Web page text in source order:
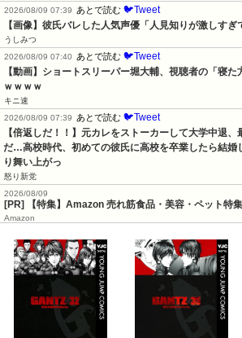
2026/08/09 07:39
あとで読む 🐦Tweet
【画像】彼氏バレした人気声優「人見知りが激しす
うしみつ
2026/08/09 07:40
あとで読む 🐦Tweet
【動画】ショートスリーパー堀大輔、視聴者の「寝
ｗｗｗｗ
キニ速
2026/08/09 07:39
あとで読む 🐦Tweet
【倍返しだ！！】元カレをストーカーして大学中退
だ…高校時代、初めての彼氏に高校を卒業したら結婚
り舞い上がっ
怒り新党
2026/08/09
[PR] 【特集】Amazon 売れ筋食品・美容・ペット特集
Amazon